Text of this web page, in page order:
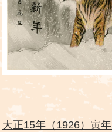
大正15年（1926）寅年